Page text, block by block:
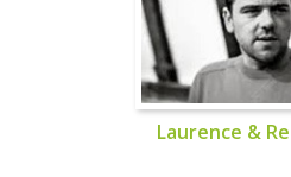
Laurence &